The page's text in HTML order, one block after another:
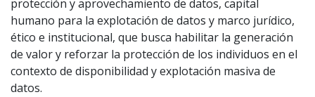
protección y aprovechamiento de datos, capital
humano para la explotación de datos y marco jurídico,
ético e institucional, que busca habilitar la generación
de valor y reforzar la protección de los individuos en el
contexto de disponibilidad y explotación masiva de
datos.